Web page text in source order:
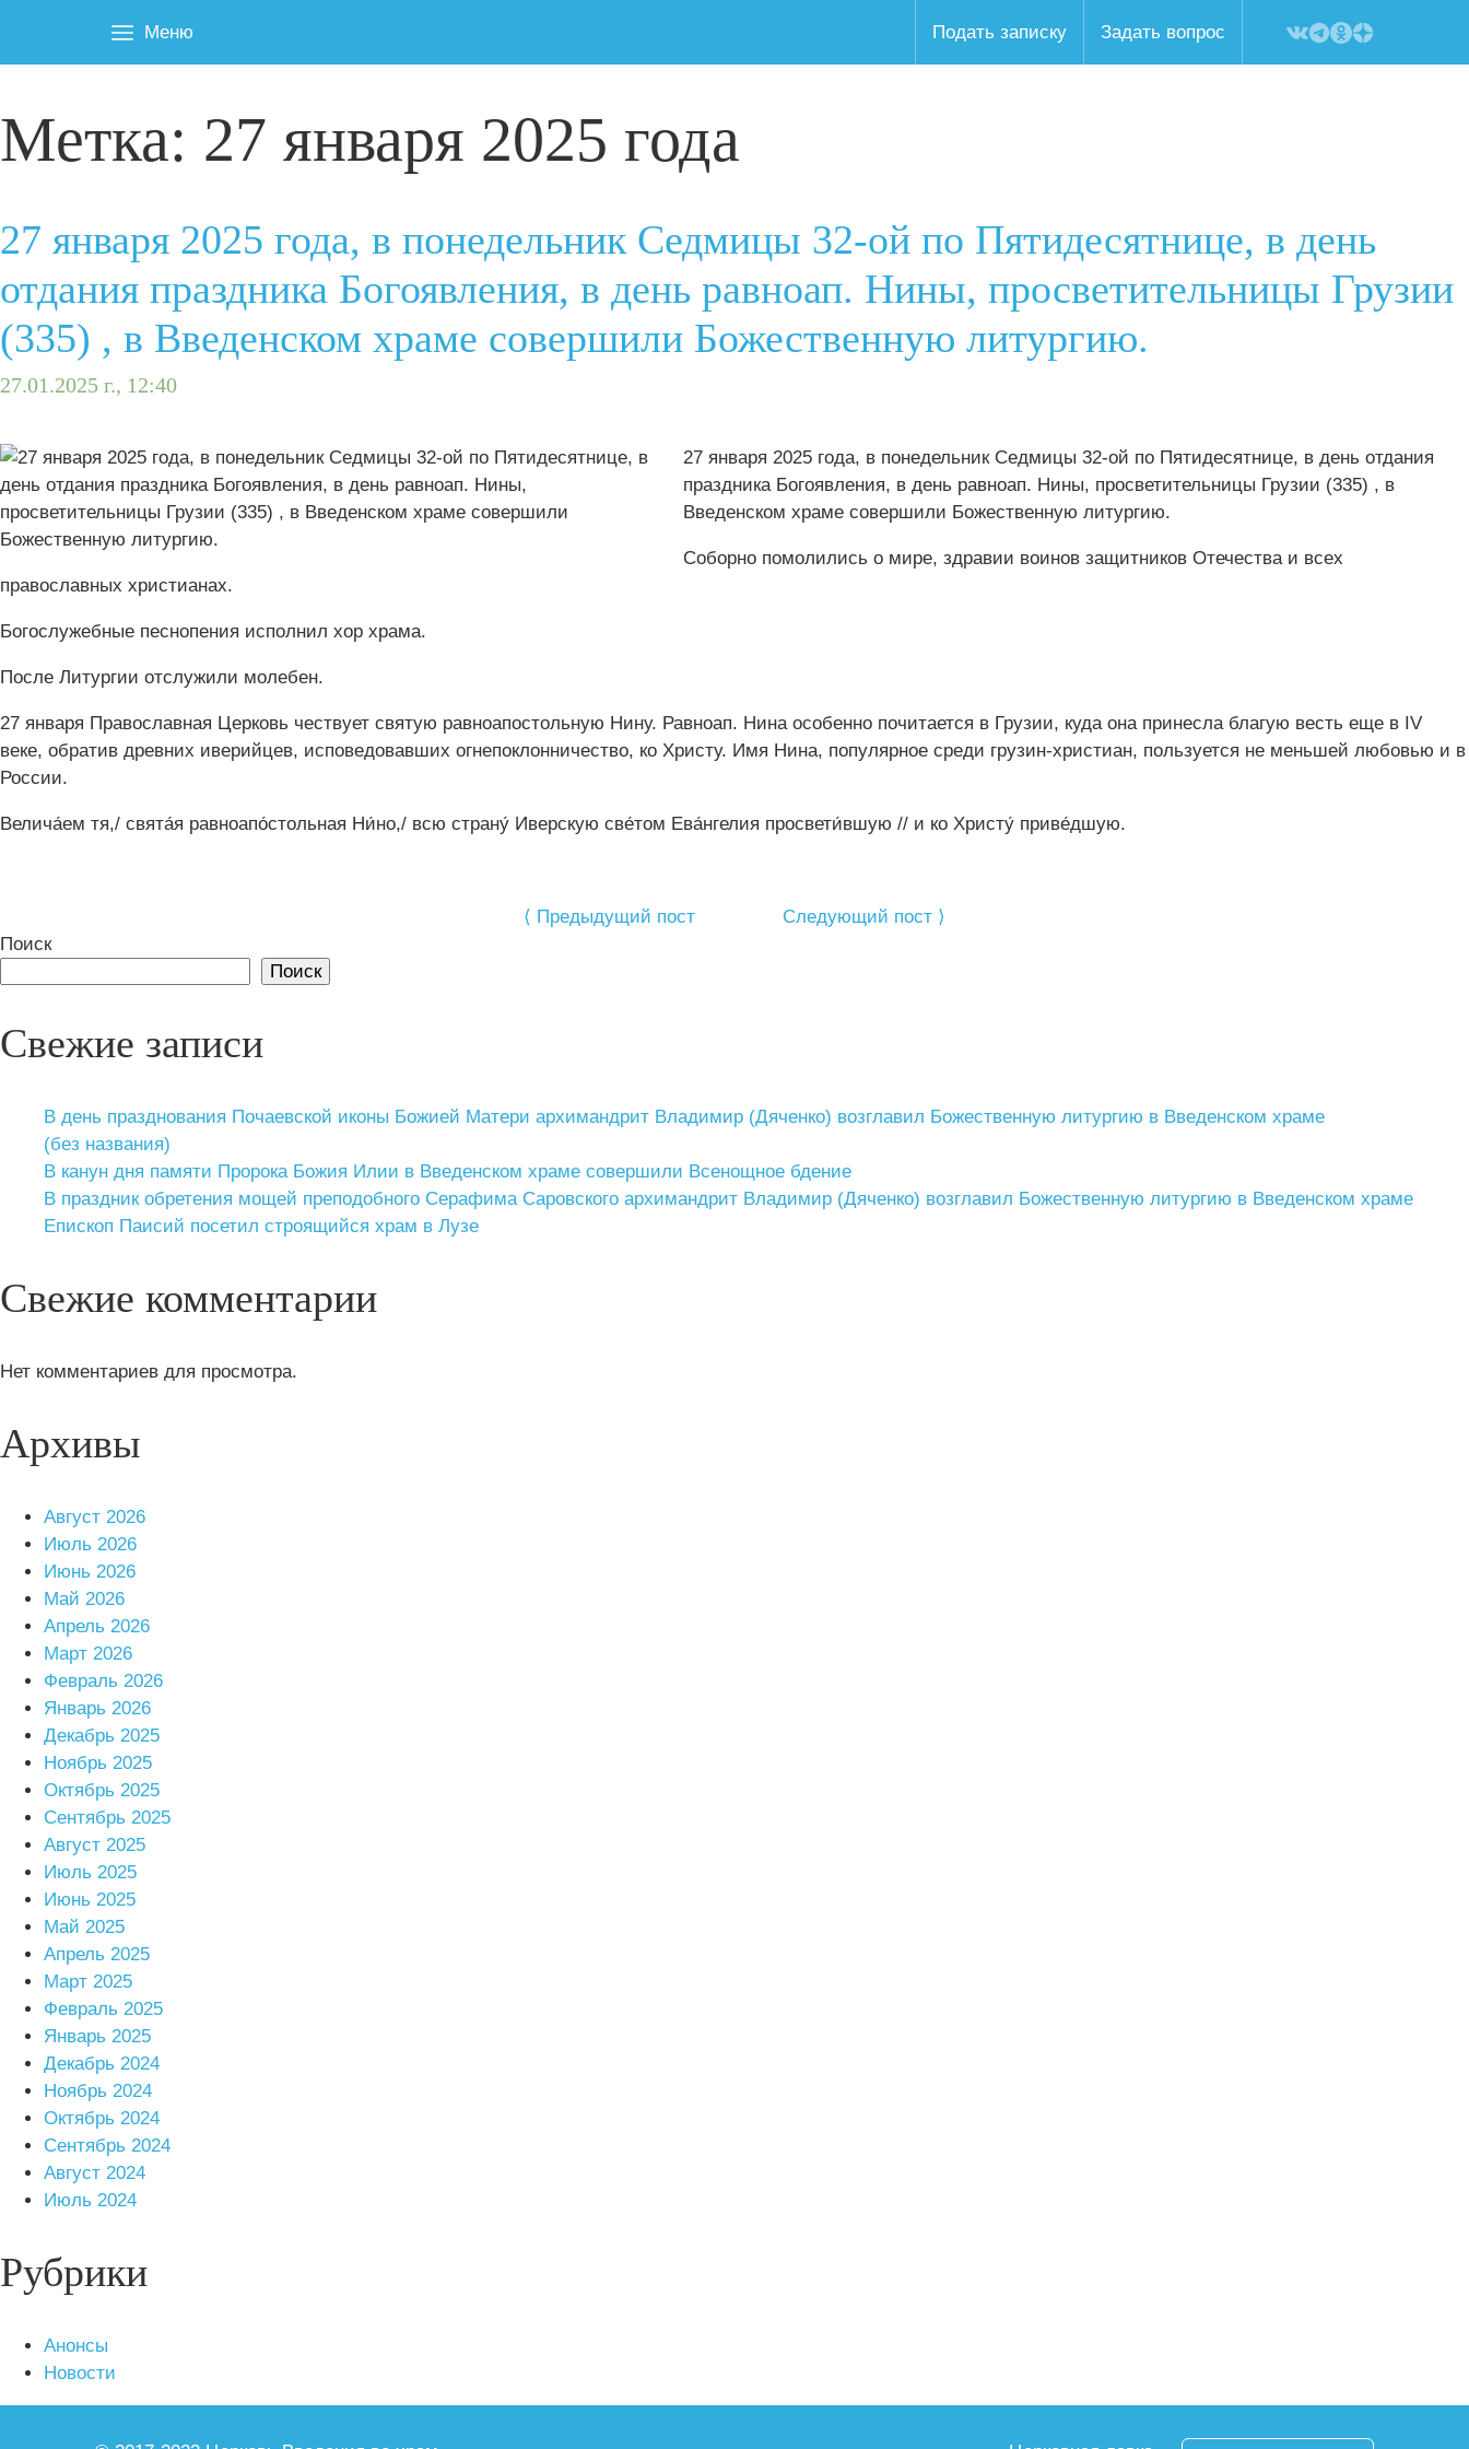
Меню Подать записку Задать вопрос
Метка: 27 января 2025 года
27 января 2025 года, в понедельник Седмицы 32-ой по Пятидесятнице, в день
отдания праздника Богоявления, в день равноап. Нины, просветительницы Грузии
(335) , в Введенском храме совершили Божественную литургию.
27.01.2025 г., 12:40
27 января 2025 года, в понедельник Седмицы 32-ой по Пятидесятнице, в день отдания
праздника Богоявления, в день равноап. Нины, просветительницы Грузии (335) , в
Введенском храме совершили Божественную литургию.
Соборно помолились о мире, здравии воинов защитников Отечества и всех
православных христианах.
Богослужебные песнопения исполнил хор храма.
После Литургии отслужили молебен.
27 января Православная Церковь чествует святую равноапостольную Нину. Равноап. Нина особенно почитается в Грузии, куда она принесла благую весть еще в IV
веке, обратив древних иверийцев, исповедовавших огнепоклонничество, ко Христу. Имя Нина, популярное среди грузин-христиан, пользуется не меньшей любовью и в
России.
Велича́ем тя,/ свята́я равноапо́стольная Ни́но,/ всю страну́ Иверскую све́том Ева́нгелия просвети́вшую // и ко Христу́ приве́дшую.
⟨ Предыдущий пост
Следующий пост ⟩
Поиск
Поиск
Свежие записи
В день празднования Почаевской иконы Божией Матери архимандрит Владимир (Дяченко) возглавил Божественную литургию в Введенском храме
(без названия)
В канун дня памяти Пророка Божия Илии в Введенском храме совершили Всенощное бдение
В праздник обретения мощей преподобного Серафима Саровского архимандрит Владимир (Дяченко) возглавил Божественную литургию в Введенском храме
Епископ Паисий посетил строящийся храм в Лузе
Свежие комментарии
Нет комментариев для просмотра.
Архивы
Август 2026
Июль 2026
Июнь 2026
Май 2026
Апрель 2026
Март 2026
Февраль 2026
Январь 2026
Декабрь 2025
Ноябрь 2025
Октябрь 2025
Сентябрь 2025
Август 2025
Июль 2025
Июнь 2025
Май 2025
Апрель 2025
Март 2025
Февраль 2025
Январь 2025
Декабрь 2024
Ноябрь 2024
Октябрь 2024
Сентябрь 2024
Август 2024
Июль 2024
Рубрики
Анонсы
Новости